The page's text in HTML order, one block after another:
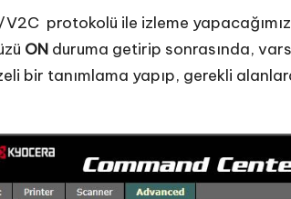
V2C protokolü ile izleme
ON duruma getirip sonrasında,
bir tanımlama yapıp, gerekli